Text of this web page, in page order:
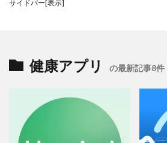
この記事では、 Apple Watch向けの
介しました。
それぞれの便利な機能やメリットを詳し
サイドバー[表示]
健康アプリ の最新記事8件